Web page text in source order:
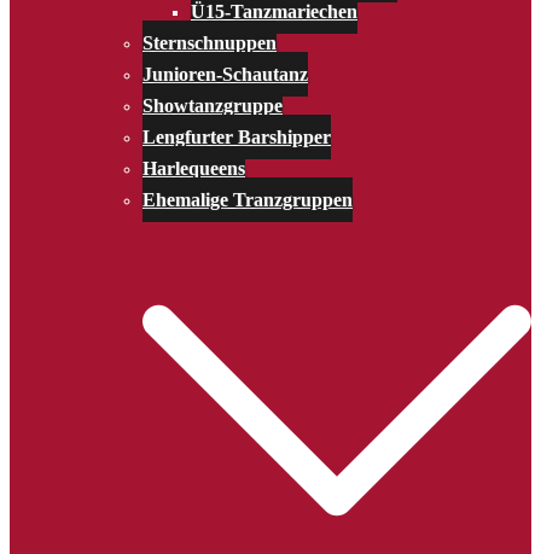
Ü15-Tanzmariechen
Sternschnuppen
Junioren-Schautanz
Showtanzgruppe
Lengfurter Barshipper
Harlequeens
Ehemalige Tranzgruppen